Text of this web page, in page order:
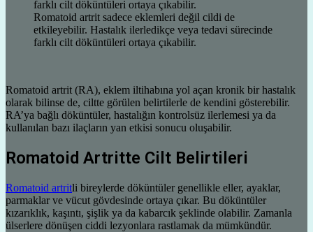
Romatoid artrit sadece eklemleri değil cildi de
etkileyebilir. Hastalık ilerledikçe veya tedavi sürecinde
farklı cilt döküntüleri ortaya çıkabilir.
Romatoid artrit (RA), eklem iltihabına yol açan kronik bir hastalık
olarak bilinse de, ciltte görülen belirtilerle de kendini gösterebilir.
RA’ya bağlı döküntüler, hastalığın kontrolsüz ilerlemesi ya da
kullanılan bazı ilaçların yan etkisi sonucu oluşabilir.
Romatoid Artritte Cilt Belirtileri
Romatoid artritli bireylerde döküntüler genellikle eller, ayaklar,
parmaklar ve vücut gövdesinde ortaya çıkar. Bu döküntüler
kızarıklık, kaşıntı, şişlik ya da kabarcık şeklinde olabilir. Zamanla
ülserlere dönüşen ciddi lezyonlara rastlamak da mümkündür.